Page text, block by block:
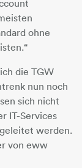
ohne
die TGW
nun noch
sich nicht
IT-Services
werden.
von eww